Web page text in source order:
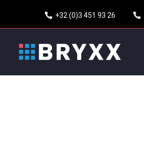
+32 (0)3 451 93 26